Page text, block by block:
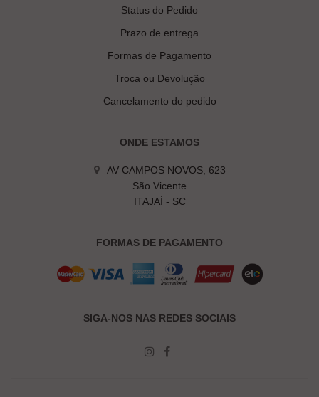
Status do Pedido
Prazo de entrega
Formas de Pagamento
Troca ou Devolução
Cancelamento do pedido
ONDE ESTAMOS
AV CAMPOS NOVOS, 623
São Vicente
ITAJAÍ - SC
FORMAS DE PAGAMENTO
SIGA-NOS NAS REDES SOCIAIS